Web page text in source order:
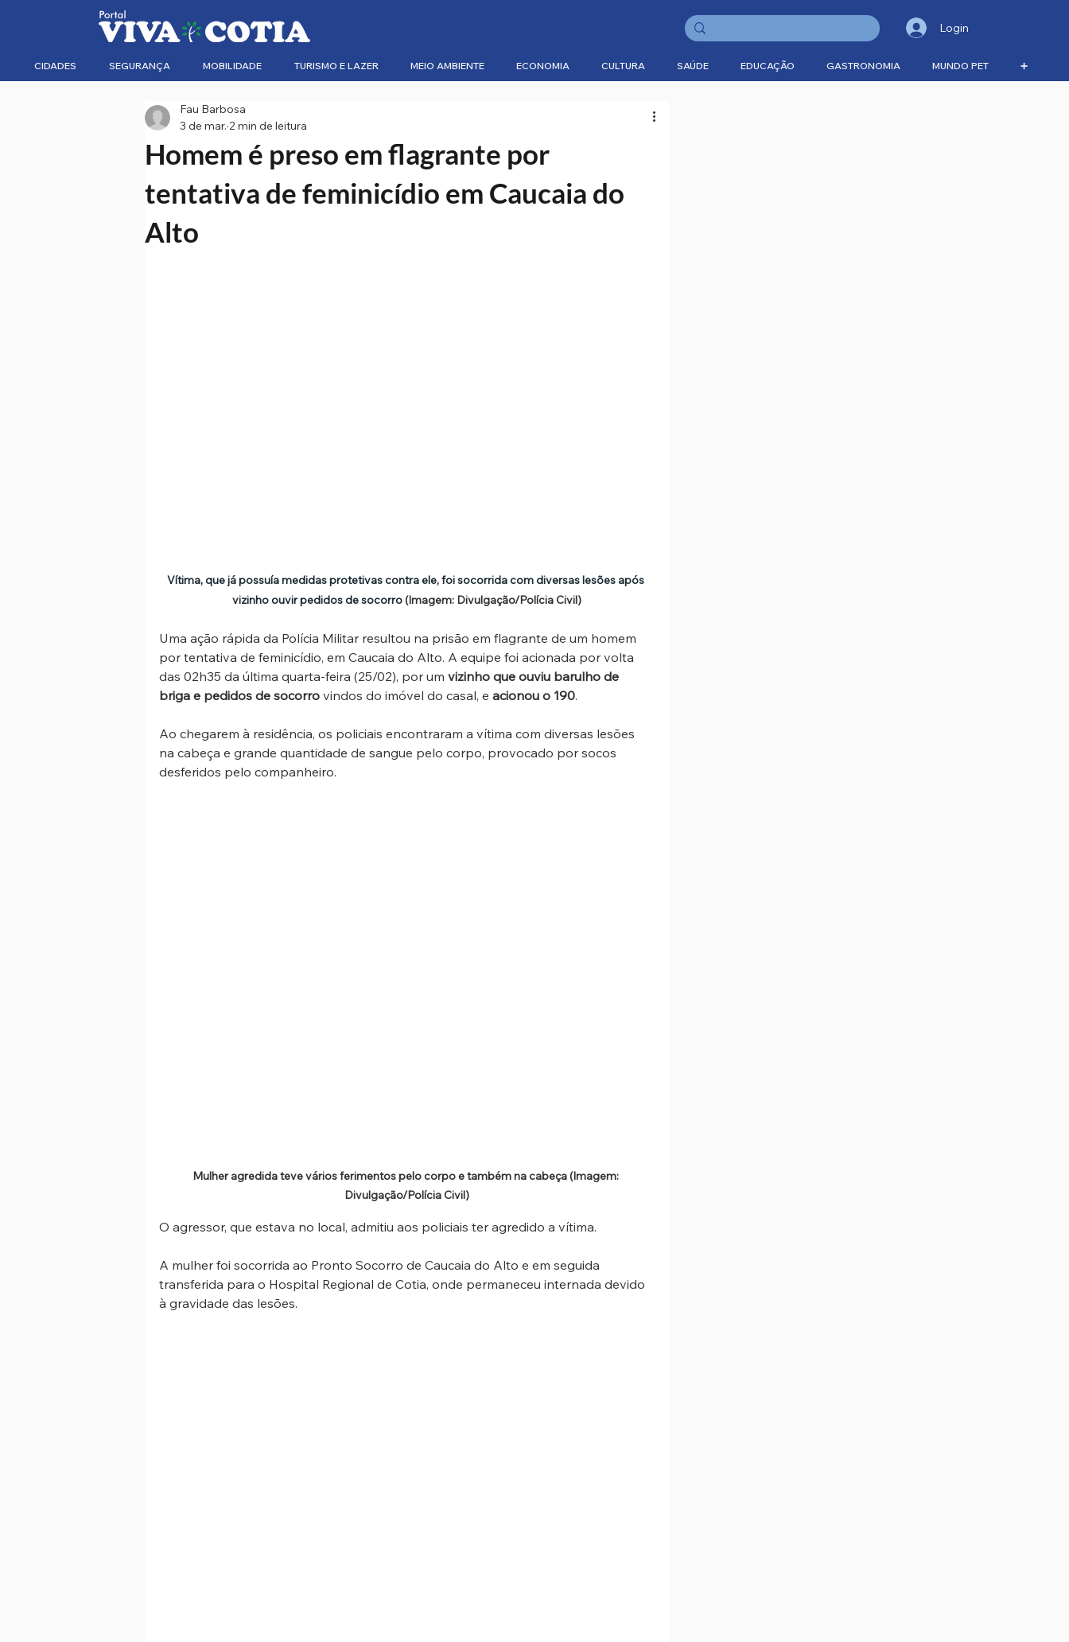
Login
CIDADES SEGURANÇA MOBILIDADE TURISMO E LAZER MEIO AMBIENTE ECONOMIA CULTURA SAÚDE EDUCAÇÃO GASTRONOMIA MUNDO PET ➕
Homem é preso em flagrante por
tentativa de feminicídio em Caucaia do
Alto
Fau Barbosa
3 de mar. 2 min de leitura
Vítima, que já possuía medidas protetivas contra ele, foi socorrida com diversas lesões após
vizinho ouvir pedidos de socorro (Imagem: Divulgação/Polícia Civil)
Uma ação rápida da Polícia Militar resultou na prisão em flagrante de um homem
por tentativa de feminicídio, em Caucaia do Alto. A equipe foi acionada por volta
das 02h35 da última quarta-feira (25/02), por um vizinho que ouviu barulho de
briga e pedidos de socorro vindos do imóvel do casal, e acionou o 190.
Ao chegarem à residência, os policiais encontraram a vítima com diversas lesões
na cabeça e grande quantidade de sangue pelo corpo, provocado por socos
desferidos pelo companheiro.
Mulher agredida teve vários ferimentos pelo corpo e também na cabeça (Imagem:
Divulgação/Polícia Civil)
O agressor, que estava no local, admitiu aos policiais ter agredido a vítima.
A mulher foi socorrida ao Pronto Socorro de Caucaia do Alto e em seguida
transferida para o Hospital Regional de Cotia, onde permaneceu internada devido
à gravidade das lesões.